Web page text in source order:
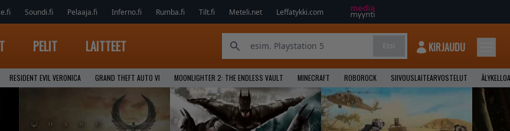
Soundi.fi Pelaaja.fi Inferno.fi Rumba.fi Tilt.fi Meteli.net Leffatykki.com
PELIT LAITTEET KIRJAUDU
RESIDENT EVIL VERONICA GRAND THEFT AUTO VI MOONLIGHTER 2: THE ENDLESS VAULT MINECRAFT ROBOROCK SIIVOUSLAITEARVOSTELUT